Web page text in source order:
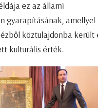
ez az állami
gyarapításának, amellyel
köztulajdonba került
kulturális érték.